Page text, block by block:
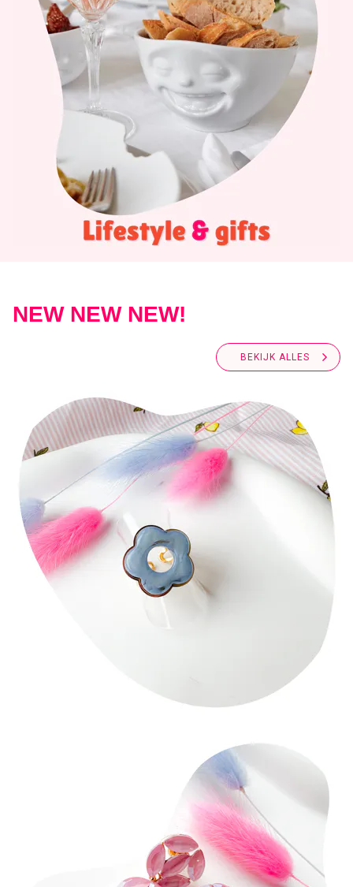
NEW NEW NEW!
BEKIJK ALLES